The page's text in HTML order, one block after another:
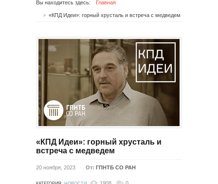
Вы находитесь здесь: Главная
«КПД Идеи»: горный хрусталь и встреча с медведем
«КПД Идеи»: горный хрусталь и
встреча с медведем
20 ноября, 2023 От: ГПНТБ СО РАН